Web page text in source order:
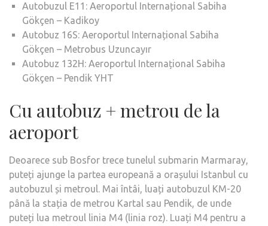
Autobuzul E11: Aeroportul Internațional Sabiha
Gökçen – Kadikoy
Autobuz 16S: Aeroportul Internațional Sabiha
Gökçen – Metrobus Uzuncayır
Autobuz 132H: Aeroportul Internațional Sabiha
Gökçen – Pendik YHT
Cu autobuz + metrou de la
aeroport
Deoarece sub Bosfor trece tunelul submarin Marmaray,
puteți ajunge la partea europeană a orașului Istanbul cu
autobuzul și metroul. Mai întâi, luați autobuzul KM-20
până la stația de metrou Kartal sau Pendik, de unde
puteți lua metroul linia M4 (linia roz). Luați M4 pentru a